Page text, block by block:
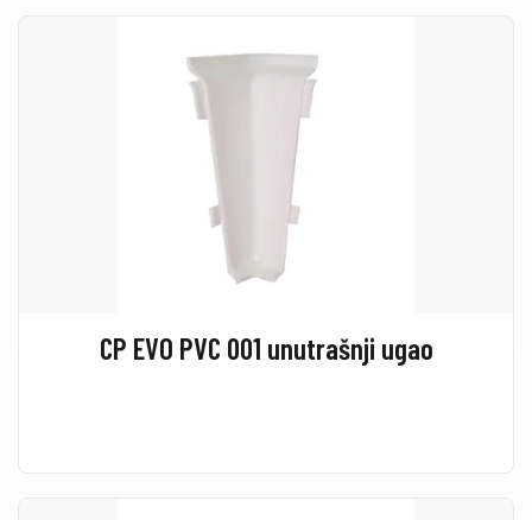
CP EVO PVC 001 unutrašnji ugao